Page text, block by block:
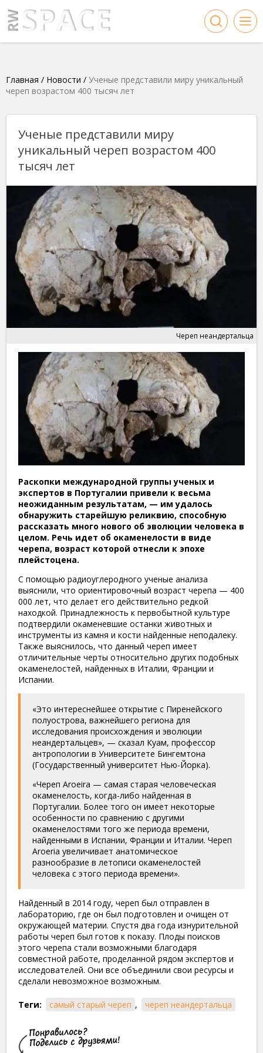
Главная / Новости / Ученые представили миру уникальный
череп возрастом 400 тысяч лет
Ученые представили миру
уникальный череп возрастом 400
тысяч лет
Череп неандертальца
Раскопки международной группы ученых и
экспертов в Португалии привели к весьма
неожиданным результатам, — им удалось
обнаружить старейшую реликвию, способную
рассказать много нового об эволюции человека в
целом. Речь идет об окаменелости в виде
черепа, возраст которой отнесли к эпохе
плейстоцена.
С помощью радиоуглеродного ученые анализа
выяснили, что ориентировочный возраст черепа — 400
000 лет, что делает его действительно редкой
находкой. Принадлежность к первобытной культуре
подтвердили окаменевшие останки животных и
инструменты из камня и кости найденные неподалеку.
Также выяснилось, что данный череп имеет
отличительные черты относительно других подобных
окаменелостей, найденных в Италии, Франции и
Испании.
«Это интереснейшее открытие с Пиренейского
полуострова, важнейшего региона для
исследования происхождения и эволюции
неандертальцев», — сказал Куам, профессор
антропологии в Университете Бингемтона
(Государственный университет Нью-Йорка).
«Череп Aroeira — самая старая человеческая
окаменелость, когда-либо найденная в
Португалии. Более того он имеет некоторые
особенности по сравнению с другими
окаменелостями того же периода времени,
найденными в Испании, Франции и Италии. Череп
Aroeria увеличивает анатомическое
разнообразие в летописи окаменелостей
человека с этого периода времени».
Найденный в 2014 году, череп был отправлен в
лабораторию, где он был подготовлен и очищен от
окружающей материи. Спустя два года изнурительной
работы череп был готов к показу. Плоды поисков
этого черепа стали возможными благодаря
совместной работе, проделанной рядом экспертов и
исследователей. Они все объединили свои ресурсы и
сделали невозможное возможным.
Теги: самый старый череп , череп неандертальца